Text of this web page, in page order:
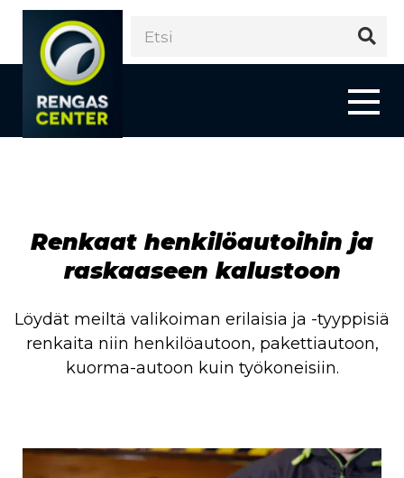
Renkaat henkilöautoihin ja
raskaaseen kalustoon
Löydät meiltä valikoiman erilaisia ja -tyyppisiä
renkaita niin henkilöautoon, pakettiautoon,
kuorma-autoon kuin työkoneisiin.